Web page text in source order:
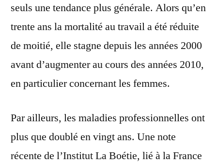
seuls une tendance plus générale. Alors qu’en
trente ans la mortalité au travail a été réduite
de moitié, elle stagne depuis les années 2000
avant d’augmenter au cours des années 2010,
en particulier concernant les femmes.
Par ailleurs, les maladies professionnelles ont
plus que doublé en vingt ans. Une note
récente de l’Institut La Boétie, lié à la France